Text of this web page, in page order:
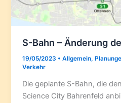
S-Bahn – Änderung
19/05/2023 •Allgemein,
Verkehr
Die geplante S-Bahn, die
Science City Bahrenfeld